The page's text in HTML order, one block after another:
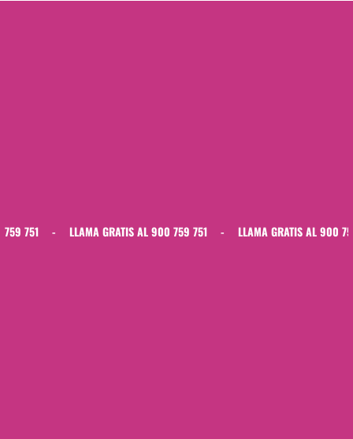
- LLAMA GRATIS AL 900 759 751 - LLAMA GRATIS AL 900 759 751 -